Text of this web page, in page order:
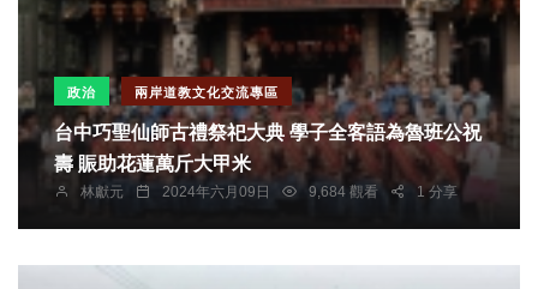
政治 兩岸道教文化交流專區
台中巧聖仙師古禮祭祀大典 學子全客語為魯班公祝
壽 賑助花蓮萬斤大甲米
林獻元 2024年六月09日 9,684 觀看 1 分享